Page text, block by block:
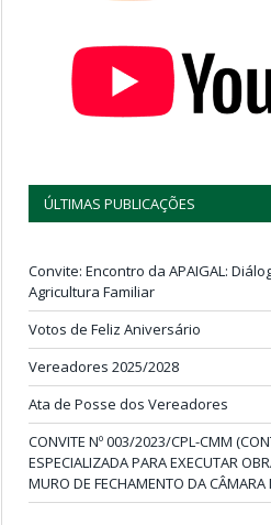
ÚLTIMAS PUBLICAÇÕES
Convite: Encontro da APAIGAL:
Agricultura Familiar
Votos de Feliz Aniversário
Vereadores 2025/2028
Ata de Posse dos Vereadores
CONVITE Nº 003/2023/CPL-CMM
ESPECIALIZADA PARA EXECUTAR
MURO DE FECHAMENTO DA